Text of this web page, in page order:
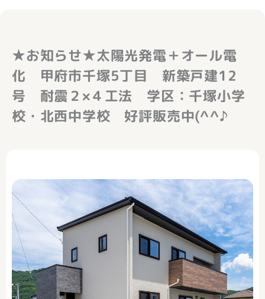
★お知らせ★太陽光発電＋オール電
化 甲府市千塚5丁目 新築戸建12
号 耐震２×４工法 学区：千塚小学
校・北西中学校 好評販売中(^^♪